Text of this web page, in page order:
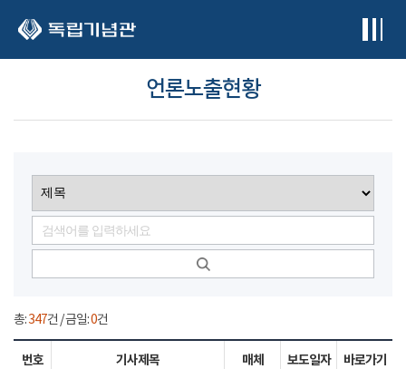
언론노출현황
총:347건 / 금일:0건
번호 기사제목 매체 보도일자 바로가기